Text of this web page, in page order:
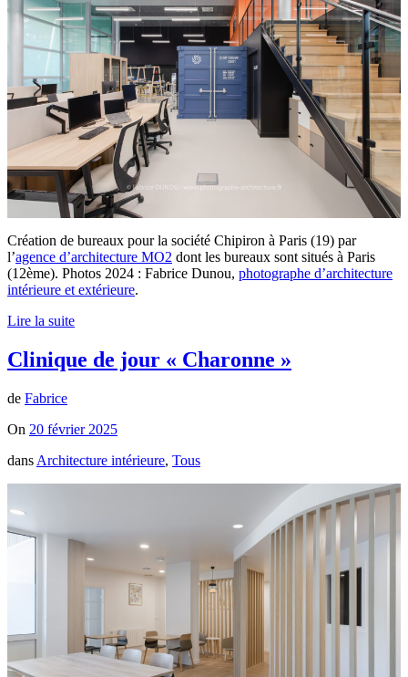
Création de bureaux pour la société Chipiron à Paris (19) par
l’agence d’architecture MO2 dont les bureaux sont situés à Paris
(12ème). Photos 2024 : Fabrice Dunou, photographe d’architecture
intérieure et extérieure.
Lire la suite
Clinique de jour « Charonne »
de Fabrice
On 20 février 2025
dans Architecture intérieure, Tous